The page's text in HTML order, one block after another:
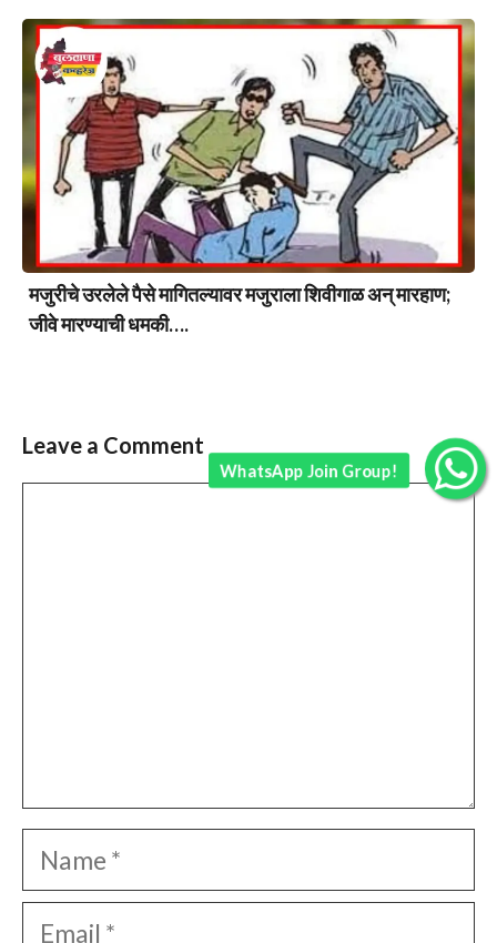
मजुरीचे उरलेले पैसे मागितल्यावर मजुराला शिवीगाळ अन् मारहाण;
जीवे मारण्याची धमकी….
Leave a Comment
Name
Email
WhatsApp Join Group!